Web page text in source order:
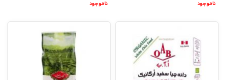
ناموجود ناموجود